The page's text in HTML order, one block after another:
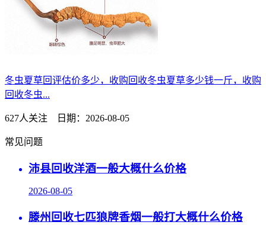
冬虫夏草回评估价多少，收购回收冬虫夏草多少钱一斤，收购
回收冬虫...
627人关注 日期：2026-08-05
常见问题
沛县回收洋酒一般大概什么价格
2026-08-05
滕州回收七匹狼牌香烟一般打大概什么价格